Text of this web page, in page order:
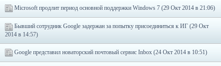
Microsoft продлит период основной поддержки Windows 7 (29 Окт 2014 в 21:06)
Бывший сотрудник Google задержан за попытку присоединиться к ИГ (29 Окт
2014 в 14:57)
Google представил новаторский почтовый сервис Inbox (24 Окт 2014 в 10:51)